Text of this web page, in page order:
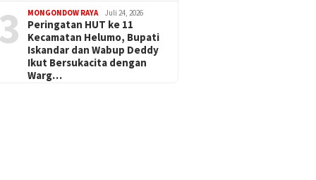
MONGONDOW RAYA Juli 24, 2026
Peringatan HUT ke 11
Kecamatan Helumo, Bupati
Iskandar dan Wabup Deddy
Ikut Bersukacita dengan
Warg…